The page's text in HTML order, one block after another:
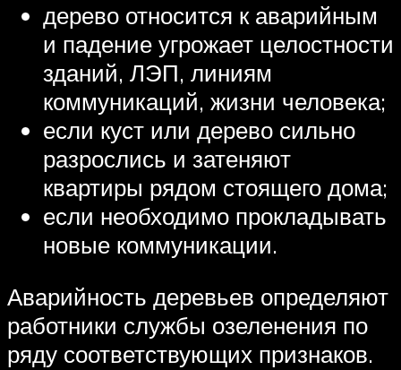
дерево относится к аварийным
и падение угрожает целостности
зданий, ЛЭП, линиям
коммуникаций, жизни человека;
если куст или дерево сильно
разрослись и затеняют
квартиры рядом стоящего дома;
если необходимо прокладывать
новые коммуникации.
Аварийность деревьев определяют
работники службы озеленения по
ряду соответствующих признаков.